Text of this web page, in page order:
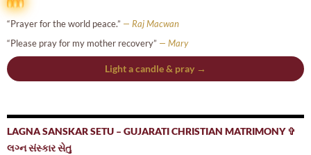
“Prayer for the world peace.” — Raj Macwan
“Please pray for my mother recovery” — Mary
Light a candle & pray →
LAGNA SANSKAR SETU – GUJARATI CHRISTIAN MATRIMONY ✞
લગ્ન સંસ્કાર સેતુ